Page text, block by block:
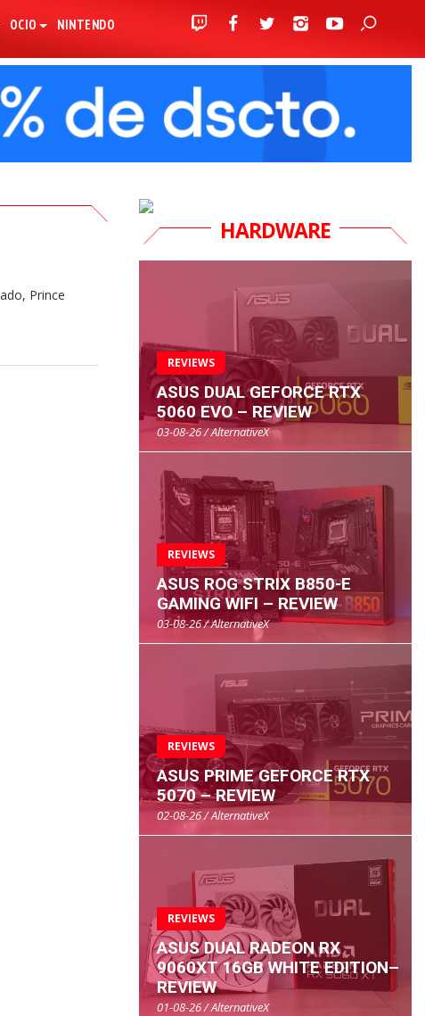
OCIO NINTENDO
Prince
HARDWARE
REVIEWS
ASUS DUAL GEFORCE RTX
5060 EVO – REVIEW
03-08-26 / AlternativeX
REVIEWS
ASUS ROG STRIX B850-E
GAMING WIFI – REVIEW
03-08-26 / AlternativeX
REVIEWS
ASUS PRIME GEFORCE RTX
5070 – REVIEW
02-08-26 / AlternativeX
REVIEWS
ASUS DUAL RADEON RX
9060XT 16GB WHITE EDITION–
REVIEW
01-08-26 / AlternativeX